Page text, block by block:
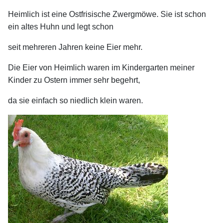
Heimlich ist eine Ostfrisische Zwergmöwe. Sie ist schon
ein altes Huhn und legt schon
seit mehreren Jahren keine Eier mehr.
Die Eier von Heimlich waren im Kindergarten meiner
Kinder zu Ostern immer sehr begehrt,
da sie einfach so niedlich klein waren.